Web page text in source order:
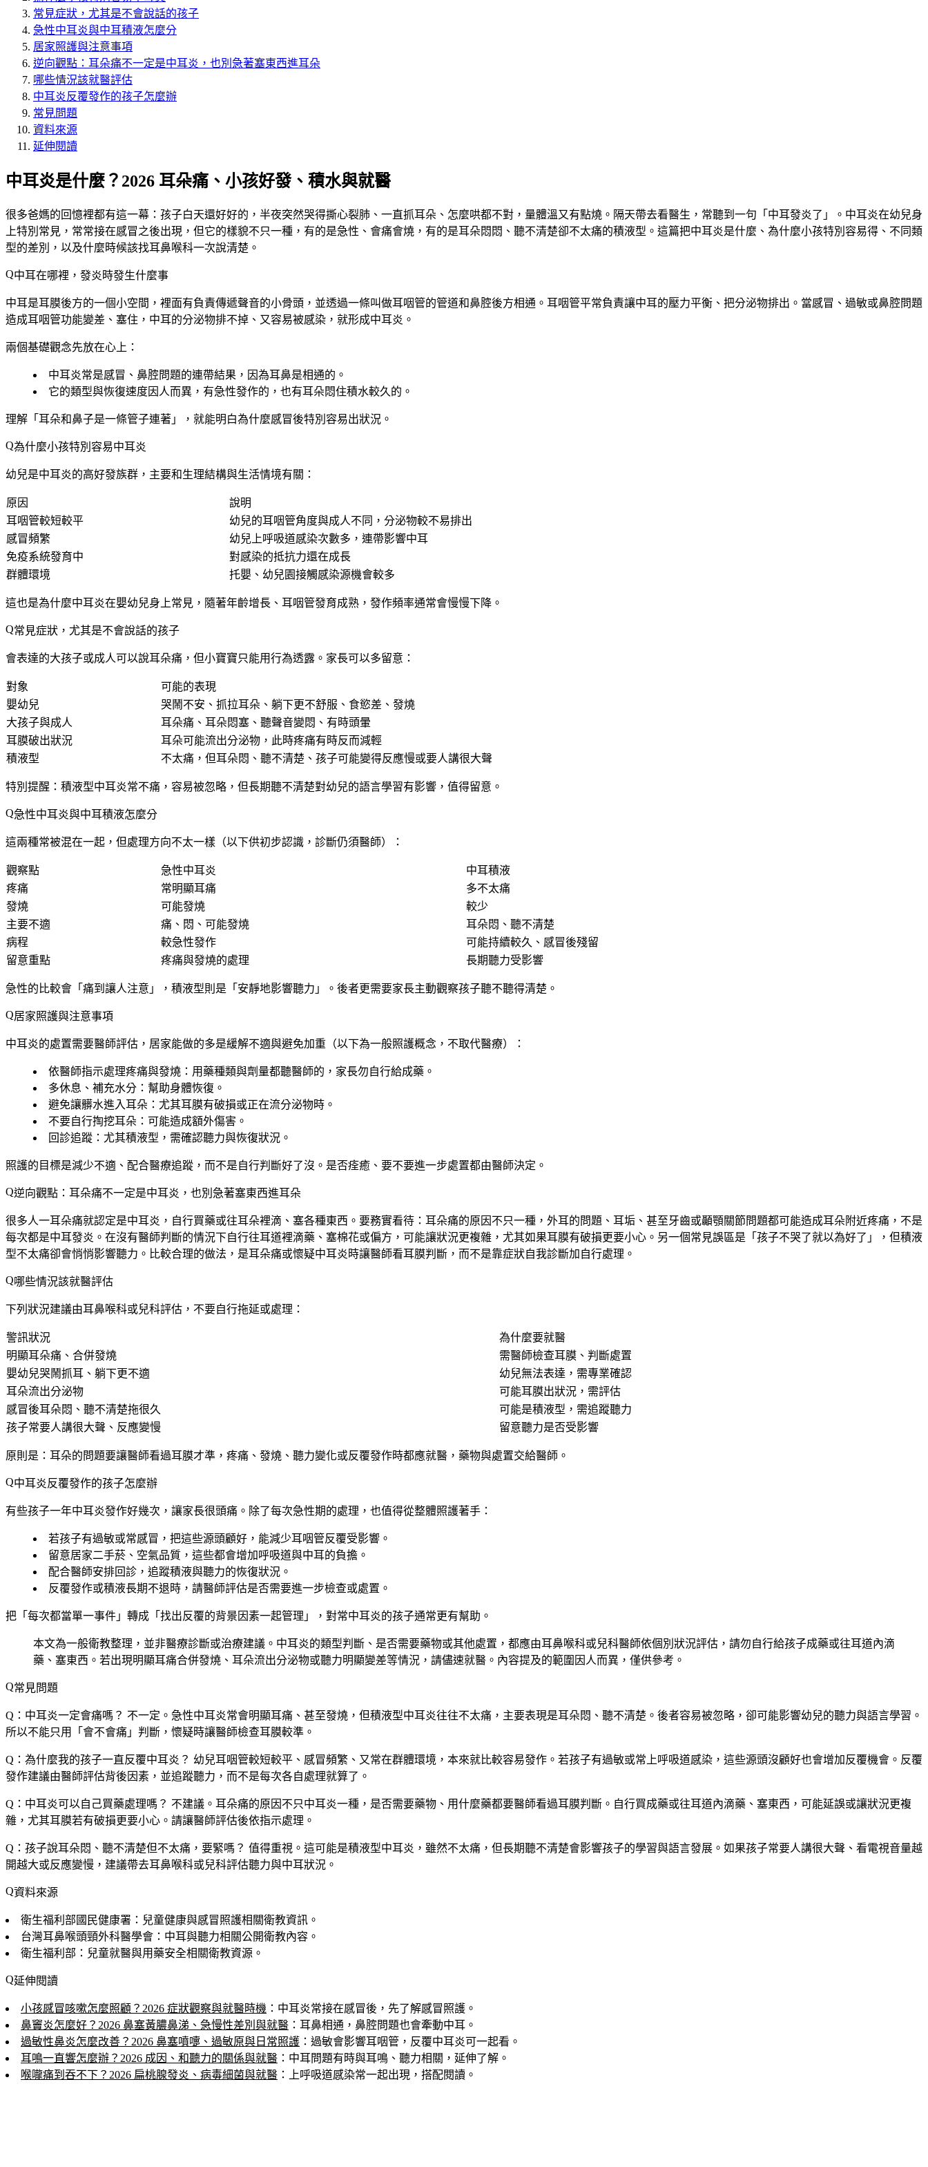
常見症狀，尤其是不會說話的孩子
急性中耳炎與中耳積液怎麼分
居家照護與注意事項
逆向觀點：耳朵痛不一定是中耳炎，也別急著塞東西進耳朵
哪些情況該就醫評估
中耳炎反覆發作的孩子怎麼辦
常見問題
資料來源
延伸閱讀
中耳炎是什麼？2026 耳朵痛、小孩好發、積水與就醫
很多爸媽的回憶裡都有這一幕：孩子白天還好好的，半夜突然哭得撕心裂肺、一直抓耳朵、怎麼哄都不對，量體溫又有點燒。隔天帶去看醫生，常聽到一句「中耳發炎了」。中耳炎在幼兒身
上特別常見，常常接在感冒之後出現，但它的樣貌不只一種，有的是急性、會痛會燒，有的是耳朵悶悶、聽不清楚卻不太痛的積液型。這篇把中耳炎是什麼、為什麼小孩特別容易得、不同類
型的差別，以及什麼時候該找耳鼻喉科一次說清楚。
中耳在哪裡，發炎時發生什麼事
中耳是耳膜後方的一個小空間，裡面有負責傳遞聲音的小骨頭，並透過一條叫做耳咽管的管道和鼻腔後方相通。耳咽管平常負責讓中耳的壓力平衡、把分泌物排出。當感冒、過敏或鼻腔問題
造成耳咽管功能變差、塞住，中耳的分泌物排不掉、又容易被感染，就形成中耳炎。
兩個基礎觀念先放在心上：
中耳炎常是感冒、鼻腔問題的連帶結果 ，因為耳鼻是相通的。
它的類型與恢復速度因人而異 ，有急性發作的，也有耳朵悶住積水較久的。
理解「耳朵和鼻子是一條管子連著」，就能明白為什麼感冒後特別容易出狀況。
為什麼小孩特別容易中耳炎
幼兒是中耳炎的高好發族群，主要和生理結構與生活情境有關：
原因
說明
耳咽管較短較平
幼兒的耳咽管角度與成人不同，分泌物較不易排出
感冒頻繁
幼兒上呼吸道感染次數多，連帶影響中耳
免疫系統發育中
對感染的抵抗力還在成長
群體環境
托嬰、幼兒園接觸感染源機會較多
這也是為什麼中耳炎在嬰幼兒身上常見，隨著年齡增長、耳咽管發育成熟，發作頻率通常會慢慢下降。
常見症狀，尤其是不會說話的孩子
會表達的大孩子或成人可以說耳朵痛，但小寶寶只能用行為透露。家長可以多留意：
對象
可能的表現
嬰幼兒
哭鬧不安、抓拉耳朵、躺下更不舒服、食慾差、發燒
大孩子與成人
耳朵痛、耳朵悶塞、聽聲音變悶、有時頭暈
耳膜破出狀況
耳朵可能流出分泌物，此時疼痛有時反而減輕
積液型
不太痛，但耳朵悶、聽不清楚、孩子可能變得反應慢或要人講很大聲
特別提醒：積液型中耳炎常不痛，容易被忽略，但長期聽不清楚對幼兒的語言學習有影響，值得留意。
急性中耳炎與中耳積液怎麼分
這兩種常被混在一起，但處理方向不太一樣（以下供初步認識，診斷仍須醫師）：
觀察點 急性中耳炎
中耳積液
疼痛
常明顯耳痛
多不太痛
發燒
可能發燒
較少
主要不適
痛、悶、可能發燒
耳朵悶、聽不清楚
病程
較急性發作
可能持續較久、感冒後殘留
留意重點
疼痛與發燒的處理 長期聽力受影響
急性的比較會「痛到讓人注意」，積液型則是「安靜地影響聽力」。後者更需要家長主動觀察孩子聽不聽得清楚。
居家照護與注意事項
中耳炎的處置需要醫師評估，居家能做的多是緩解不適與避免加重（以下為一般照護概念，不取代醫療）：
依醫師指示處理疼痛與發燒 ：用藥種類與劑量都聽醫師的，家長勿自行給成藥。
多休息、補充水分 ：幫助身體恢復。
避免讓髒水進入耳朵 ：尤其耳膜有破損或正在流分泌物時。
不要自行掏挖耳朵 ：可能造成額外傷害。
回診追蹤 ：尤其積液型，需確認聽力與恢復狀況。
照護的目標是減少不適、配合醫療追蹤，而不是自行判斷好了沒。是否痊癒、要不要進一步處置都由醫師決定。
逆向觀點：耳朵痛不一定是中耳炎，也別急著塞東西進耳朵
很多人一耳朵痛就認定是中耳炎，自行買藥或往耳朵裡滴、塞各種東西。要務實看待：耳朵痛的原因不只一種，外耳的問題、耳垢、甚至牙齒或顳顎關節問題都可能造成耳朵附近疼痛，不是
每次都是中耳發炎。在沒有醫師判斷的情況下自行往耳道裡滴藥、塞棉花或偏方，可能讓狀況更複雜，尤其如果耳膜有破損更要小心。另一個常見誤區是「孩子不哭了就以為好了」，但積液
型不太痛卻會悄悄影響聽力。比較合理的做法，是耳朵痛或懷疑中耳炎時讓醫師看耳膜判斷，而不是靠症狀自我診斷加自行處理。
哪些情況該就醫評估
下列狀況建議由耳鼻喉科或兒科評估，不要自行拖延或處理：
警訊狀況
為什麼要就醫
明顯耳朵痛、合併發燒
需醫師檢查耳膜、判斷處置
嬰幼兒哭鬧抓耳、躺下更不適
幼兒無法表達，需專業確認
耳朵流出分泌物
可能耳膜出狀況，需評估
感冒後耳朵悶、聽不清楚拖很久
可能是積液型，需追蹤聽力
孩子常要人講很大聲、反應變慢
留意聽力是否受影響
原則是： 耳朵的問題要讓醫師看過耳膜才準 ，疼痛、發燒、聽力變化或反覆發作時都應就醫，藥物與處置交給醫師。
中耳炎反覆發作的孩子怎麼辦
有些孩子一年中耳炎發作好幾次，讓家長很頭痛。除了每次急性期的處理，也值得從整體照護著手：
若孩子有過敏或常感冒，把這些源頭顧好，能減少耳咽管反覆受影響。
留意居家二手菸、空氣品質，這些都會增加呼吸道與中耳的負擔。
配合醫師安排回診，追蹤積液與聽力的恢復狀況。
反覆發作或積液長期不退時，請醫師評估是否需要進一步檢查或處置。
把「每次都當單一事件」轉成「找出反覆的背景因素一起管理」，對常中耳炎的孩子通常更有幫助。
本文為一般衛教整理，並非醫療診斷或治療建議。中耳炎的類型判斷、是否需要藥物或其他處置，都應由耳鼻喉科或兒科醫師依個別狀況評估，請勿自行給孩子成藥或往耳道內滴
藥、塞東西。若出現明顯耳痛合併發燒、耳朵流出分泌物或聽力明顯變差等情況，請儘速就醫。內容提及的範圍因人而異，僅供參考。
常見問題
Q：中耳炎一定會痛嗎？ 不一定。急性中耳炎常會明顯耳痛、甚至發燒，但積液型中耳炎往往不太痛，主要表現是耳朵悶、聽不清楚。後者容易被忽略，卻可能影響幼兒的聽力與語言學習。
所以不能只用「會不會痛」判斷，懷疑時讓醫師檢查耳膜較準。
Q：為什麼我的孩子一直反覆中耳炎？ 幼兒耳咽管較短較平、感冒頻繁、又常在群體環境，本來就比較容易發作。若孩子有過敏或常上呼吸道感染，這些源頭沒顧好也會增加反覆機會。反覆
發作建議由醫師評估背後因素，並追蹤聽力，而不是每次各自處理就算了。
Q：中耳炎可以自己買藥處理嗎？ 不建議。耳朵痛的原因不只中耳炎一種，是否需要藥物、用什麼藥都要醫師看過耳膜判斷。自行買成藥或往耳道內滴藥、塞東西，可能延誤或讓狀況更複
雜，尤其耳膜若有破損更要小心。請讓醫師評估後依指示處理。
Q：孩子說耳朵悶、聽不清楚但不太痛，要緊嗎？ 值得重視。這可能是積液型中耳炎，雖然不太痛，但長期聽不清楚會影響孩子的學習與語言發展。如果孩子常要人講很大聲、看電視音量越
開越大或反應變慢，建議帶去耳鼻喉科或兒科評估聽力與中耳狀況。
資料來源
衛生福利部國民健康署：兒童健康與感冒照護相關衛教資訊。
台灣耳鼻喉頭頸外科醫學會：中耳與聽力相關公開衛教內容。
衛生福利部：兒童就醫與用藥安全相關衛教資源。
延伸閱讀
小孩感冒咳嗽怎麼照顧？2026 症狀觀察與就醫時機 ：中耳炎常接在感冒後，先了解感冒照護。
鼻竇炎怎麼好？2026 鼻塞黃膿鼻涕、急慢性差別與就醫 ：耳鼻相通，鼻腔問題也會牽動中耳。
過敏性鼻炎怎麼改善？2026 鼻塞噴嚏、過敏原與日常照護 ：過敏會影響耳咽管，反覆中耳炎可一起看。
耳鳴一直響怎麼辦？2026 成因、和聽力的關係與就醫 ：中耳問題有時與耳鳴、聽力相關，延伸了解。
喉嚨痛到吞不下？2026 扁桃腺發炎、病毒細菌與就醫 ：上呼吸道感染常一起出現，搭配閱讀。